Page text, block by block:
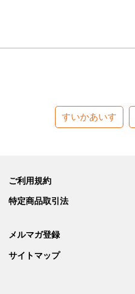
すいかあいす
ご利用規約
特定商品取引法
メルマガ登録
サイトマップ